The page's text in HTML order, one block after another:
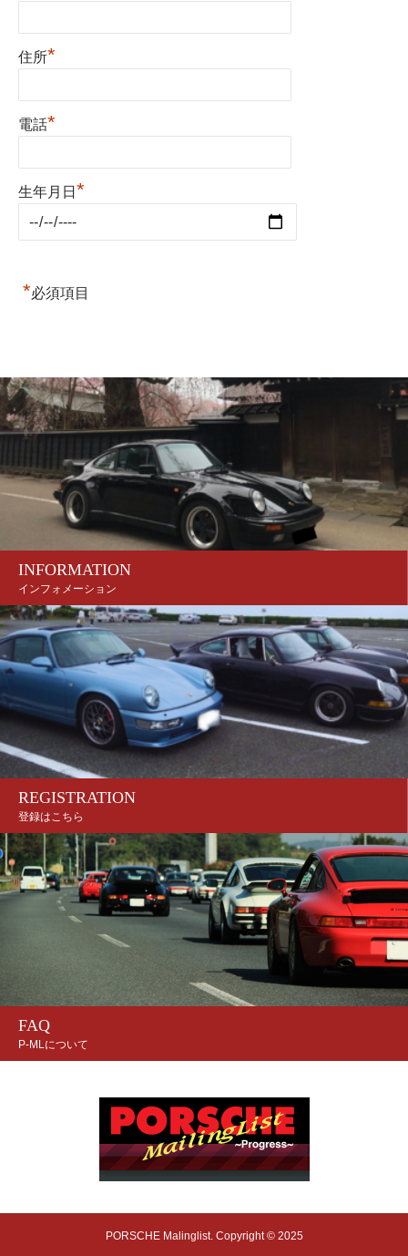
住所*
電話*
生年月日 *
*必須項目
INFORMATION
インフォメーション
REGISTRATION
登録はこちら
FAQ
P-MLについて
PORSCHE Malinglist. Copyright © 2025